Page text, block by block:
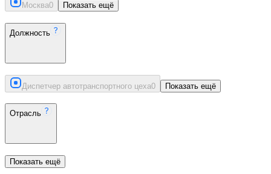
Москва0 Показать ещё
Должность
Диспетчер автотранспортного цеха0 Показать ещё
Отрасль
Показать ещё